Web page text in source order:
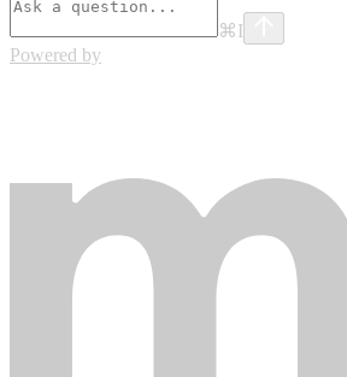
⌘I
Powered by